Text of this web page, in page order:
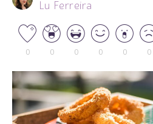
Lu Ferreira
0 0 0 0 0 0